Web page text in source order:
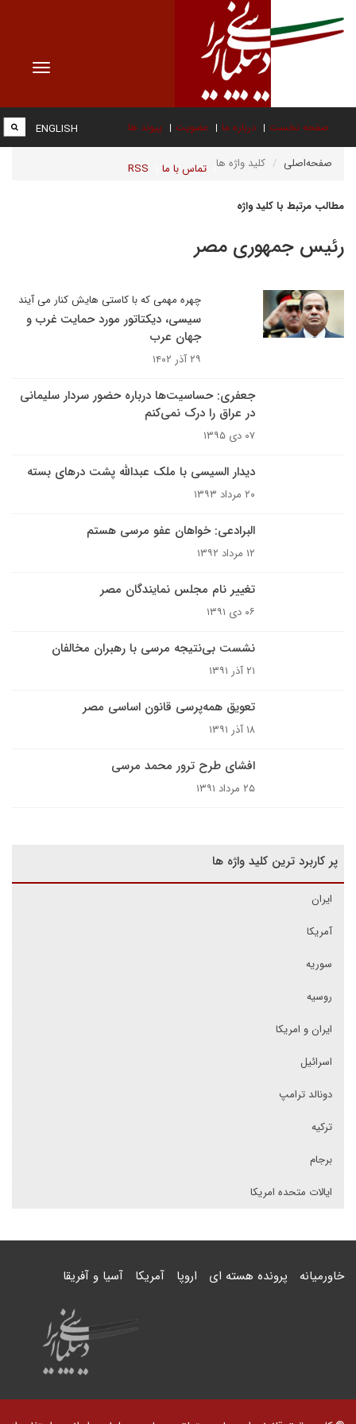
Toggle
صفحه نخست درباره ما عضویت پیوند ها
تماس با ما RSS
ENGLISH
صفحه‌اصلی کلید واژه ها
مطالب مرتبط با کلید واژه
رئیس جمهوری مصر
چهره مهمی که با کاستی هایش کنار می آیند
سیسی، دیکتاتور مورد حمایت غرب و
جهان عرب
۲۹ آذر ۱۴۰۲
جعفری: حساسیت‌ها درباره حضور سردار سلیمانی
در عراق را درک نمی‌کنم
۰۷ دی ۱۳۹۵
دیدار السیسی با ملک عبدالله پشت درهای بسته
۲۰ مرداد ۱۳۹۳
البرادعی: خواهان عفو مرسی هستم
۱۲ مرداد ۱۳۹۲
تغییر نام مجلس نمایندگان مصر
۰۶ دی ۱۳۹۱
نشست بی‌نتیجه مرسی با رهبران مخالفان
۲۱ آذر ۱۳۹۱
تعویق همه‌پرسی قانون اساسی مصر
۱۸ آذر ۱۳۹۱
افشای طرح ترور محمد مرسی
۲۵ مرداد ۱۳۹۱
پر کاربرد ترین کلید واژه ها
ایران
آمریکا
سوریه
روسیه
ایران و امریکا
اسرائیل
دونالد ترامپ
ترکیه
برجام
ایالات متحده امریکا
خاورمیانه پرونده هسته ای اروپا آمریکا آسیا و آفریقا